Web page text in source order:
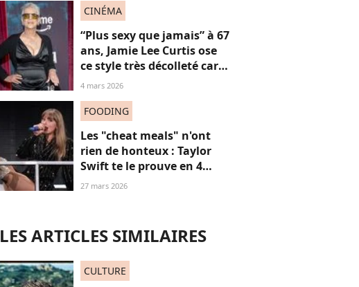
absolument jubilatoire
CINÉMA
“Plus sexy que jamais” à 67
ans, Jamie Lee Curtis ose
ce style très décolleté car
“les femmes n’ont pas de
4 mars 2026
FOODING
Les "cheat meals" n'ont
rien de honteux : Taylor
Swift te le prouve en 4
points, et tu ferais mieux
27 mars 2026
LES ARTICLES SIMILAIRES
CULTURE